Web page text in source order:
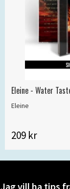
Eleine - Water
Eleine
209 kr
Jag vill ha tips